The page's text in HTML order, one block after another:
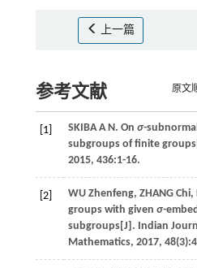
上一篇
参考文献 原文
[1] SKIBA A N . On σ-
subgroups of finite
2015, 436:1-16.
[2] WU Zhenfeng, ZHANG Chi,
groups with given σ-
subgroups[J]. Indian
Mathematics, 2017, 48